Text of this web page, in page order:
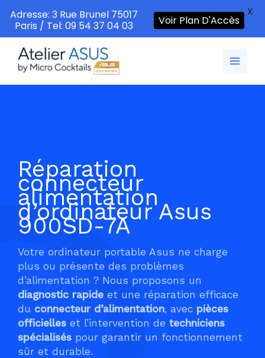
contenu
Réparation
connecteur
alimentation
d’ordinateur Asus
900SD-7A
Votre ordinateur portable Asus ne charge
plus ou présente des problèmes
d’alimentation ? Nous proposons un
diagnostic rapide et une réparation efficace
du connecteur d’alimentation, avec pièces
officielles et l’intervention de techniciens
spécialisés pour garantir un fonctionnement
sûr et durable.
Adresse: 3 Rue Brunel 75017
Paris / Tel: 09 54 37 04 03
Voir Plan D'Accès
X